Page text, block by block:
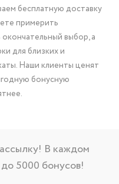
бесплатную доставку
примерить
выбор, а
для близких и
Наши клиенты ценят
бонусную
В каждом
5000 бонусов!